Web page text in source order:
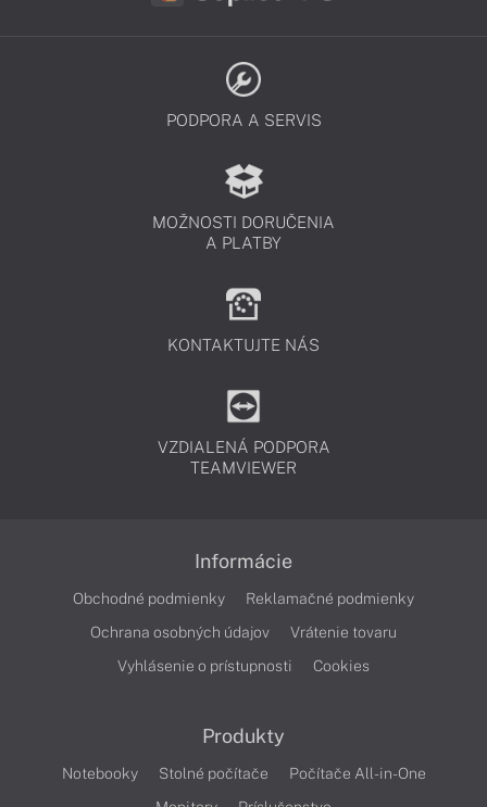
PODPORA A SERVIS
MOŽNOSTI DORUČENIA
A PLATBY
KONTAKTUJTE NÁS
VZDIALENÁ PODPORA
TEAMVIEWER
Informácie
Obchodné podmienky
Reklamačné podmienky
Ochrana osobných údajov
Vrátenie tovaru
Vyhlásenie o prístupnosti
Cookies
Produkty
Notebooky Stolné počítače
Počítače All-in-One